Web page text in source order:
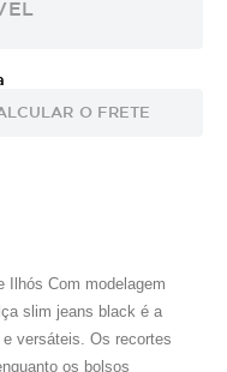
O FRETE
Ilhós Com modelagem
slim jeans black é a
versáteis. Os recortes
os bolsos